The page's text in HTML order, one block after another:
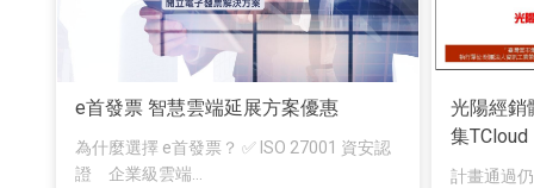
e首發票 智慧雲端延展方案優惠
為什麼選擇 e首發票？ ✅ ISO 27001 資安認
證 企業級雲端...
光陽經銷
集
計畫通過